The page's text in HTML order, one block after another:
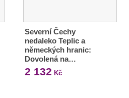
Severní Čechy
nedaleko Teplic a
německých hranic:
Dovolená na…
2 132 Kč